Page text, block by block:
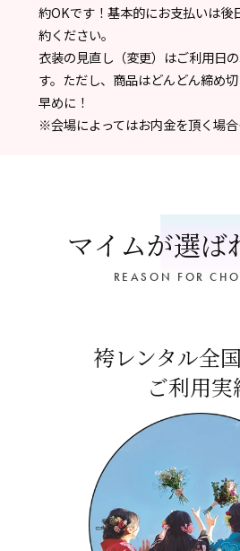
約OKです！基本的にお支払いは後
約ください。
衣装の見直し（変更）はご利用日
す。ただし、商品はどんどん締め
早めに！
※会場によってはお内金を頂く場合
マイムが選ば
REASON FOR
袴レンタル全
ご利用実